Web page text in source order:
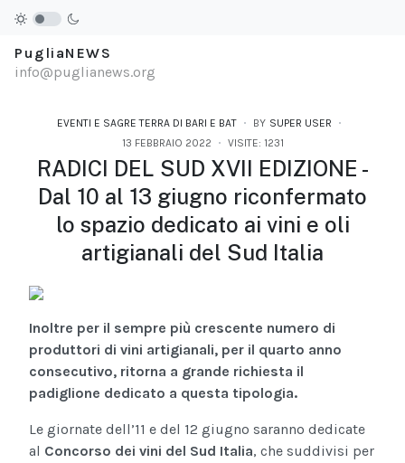
PugliaNEWS
info@puglianews.org
EVENTI E SAGRE TERRA DI BARI E BAT BY SUPER USER
13 FEBBRAIO 2022
VISITE: 1231
RADICI DEL SUD XVII EDIZIONE -
Dal 10 al 13 giugno riconfermato
lo spazio dedicato ai vini e oli
artigianali del Sud Italia
Inoltre per il sempre più crescente numero di
produttori di vini artigianali, per il quarto anno
consecutivo, ritorna a grande richiesta il
padiglione dedicato a questa tipologia.
Le giornate dell’11 e del 12 giugno saranno dedicate
al Concorso dei vini del Sud Italia, che suddivisi per